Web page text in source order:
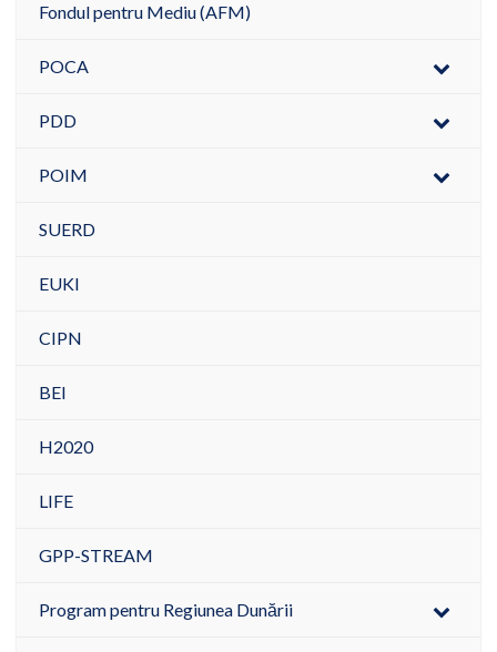
Fondul pentru Mediu (AFM)
POCA
PDD
POIM
SUERD
EUKI
CIPN
BEI
H2020
LIFE
GPP-STREAM
Program pentru Regiunea Dunării